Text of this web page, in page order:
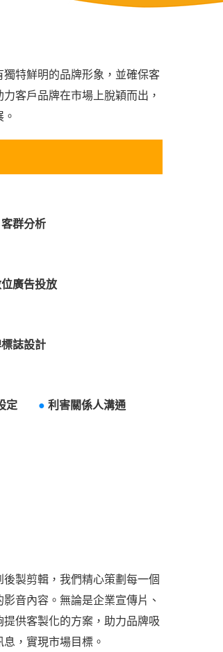
特鮮明的品牌形象，並確保客
客戶品牌在市場上脫穎而出，
客群分析
廣告投放
誌設計
定 ● 利害關係人溝通
製剪輯，我們精心策劃每一個
音內容。無論是企業宣傳片、
供客製化的方案，助力品牌吸
，實現市場目標。